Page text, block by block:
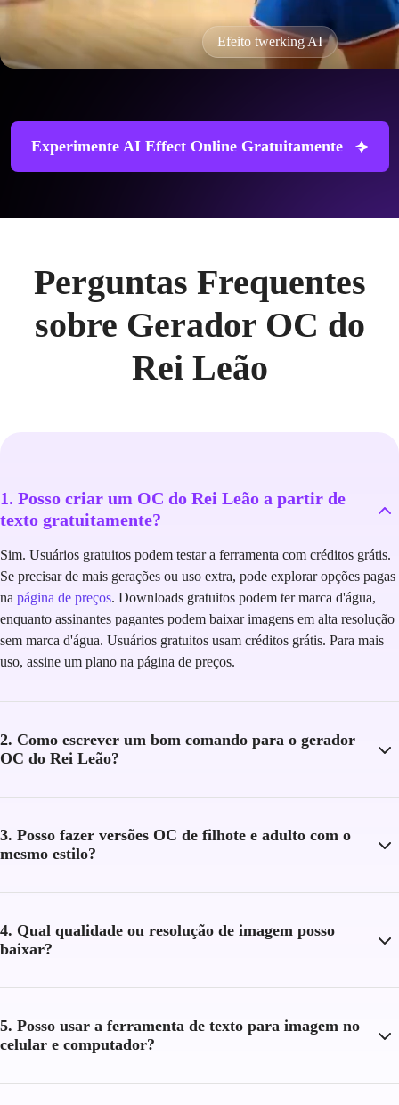
Efeito twerking AI
Experimente AI Effect Online Gratuitamente
Perguntas Frequentes
sobre Gerador OC do
Rei Leão
1. Posso criar um OC do Rei Leão a partir de
texto gratuitamente?
Sim. Usuários gratuitos podem testar a ferramenta com créditos grátis.
Se precisar de mais gerações ou uso extra, pode explorar opções pagas
na página de preços. Downloads gratuitos podem ter marca d'água,
enquanto assinantes pagantes podem baixar imagens em alta resolução
sem marca d'água. Usuários gratuitos usam créditos grátis. Para mais
uso, assine um plano na página de preços.
2. Como escrever um bom comando para o gerador
OC do Rei Leão?
3. Posso fazer versões OC de filhote e adulto com o
mesmo estilo?
4. Qual qualidade ou resolução de imagem posso
baixar?
5. Posso usar a ferramenta de texto para imagem no
celular e computador?